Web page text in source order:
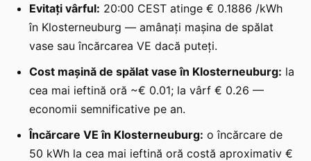
Evitați vârful: 20:00 CEST atinge € 0.1886 /kWh
în Klosterneuburg — amânați mașina de spălat
vase sau încărcarea VE dacă puteți.
Cost mașină de spălat vase în Klosterneuburg: la
cea mai ieftină oră ~€ 0.01; la vârf € 0.26 —
economii semnificative pe an.
Încărcare VE în Klosterneuburg: o încărcare de
50 kWh la cea mai ieftină oră costă aproximativ €